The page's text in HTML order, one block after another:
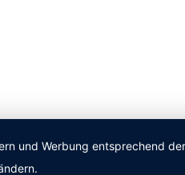
und Werbung entsprechend